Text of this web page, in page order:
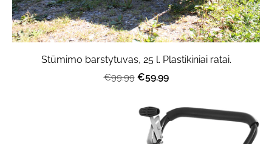
Stūmimo barstytuvas, 25 l. Plastikiniai ratai.
€99.99 €59.99